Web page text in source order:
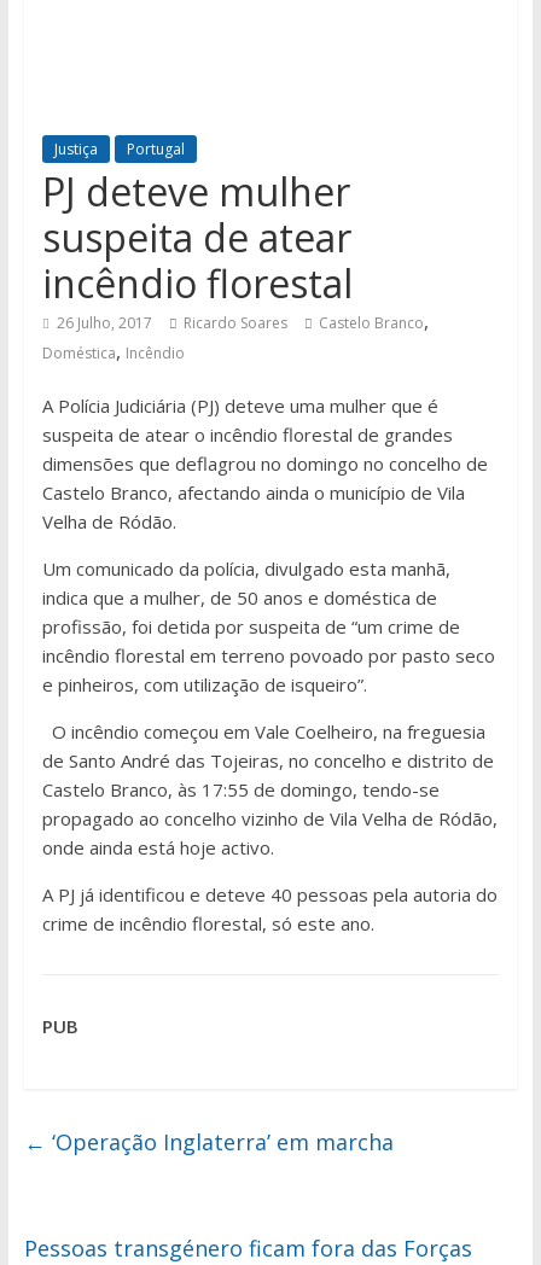
Justiça Portugal
PJ deteve mulher
suspeita de atear
incêndio florestal
26 Julho, 2017 Ricardo Soares Castelo Branco,
Doméstica, Incêndio
A Polícia Judiciária (PJ) deteve uma mulher que é
suspeita de atear o incêndio florestal de grandes
dimensões que deflagrou no domingo no concelho de
Castelo Branco, afectando ainda o município de Vila
Velha de Ródão.
Um comunicado da polícia, divulgado esta manhã,
indica que a mulher, de 50 anos e doméstica de
profissão, foi detida por suspeita de “um crime de
incêndio florestal em terreno povoado por pasto seco
e pinheiros, com utilização de isqueiro”.
O incêndio começou em Vale Coelheiro, na freguesia
de Santo André das Tojeiras, no concelho e distrito de
Castelo Branco, às 17:55 de domingo, tendo-se
propagado ao concelho vizinho de Vila Velha de Ródão,
onde ainda está hoje activo.
A PJ já identificou e deteve 40 pessoas pela autoria do
crime de incêndio florestal, só este ano.
PUB
← ‘Operação Inglaterra’ em marcha
Pessoas transgénero ficam fora das Forças